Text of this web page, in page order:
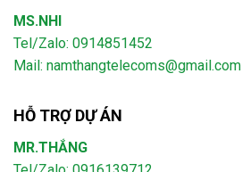
MS.NHI
Tel/Zalo: 0914851452
Mail: namthangtelecoms@gmail.com
HỖ TRỢ DỰ ÁN
MR.THẮNG